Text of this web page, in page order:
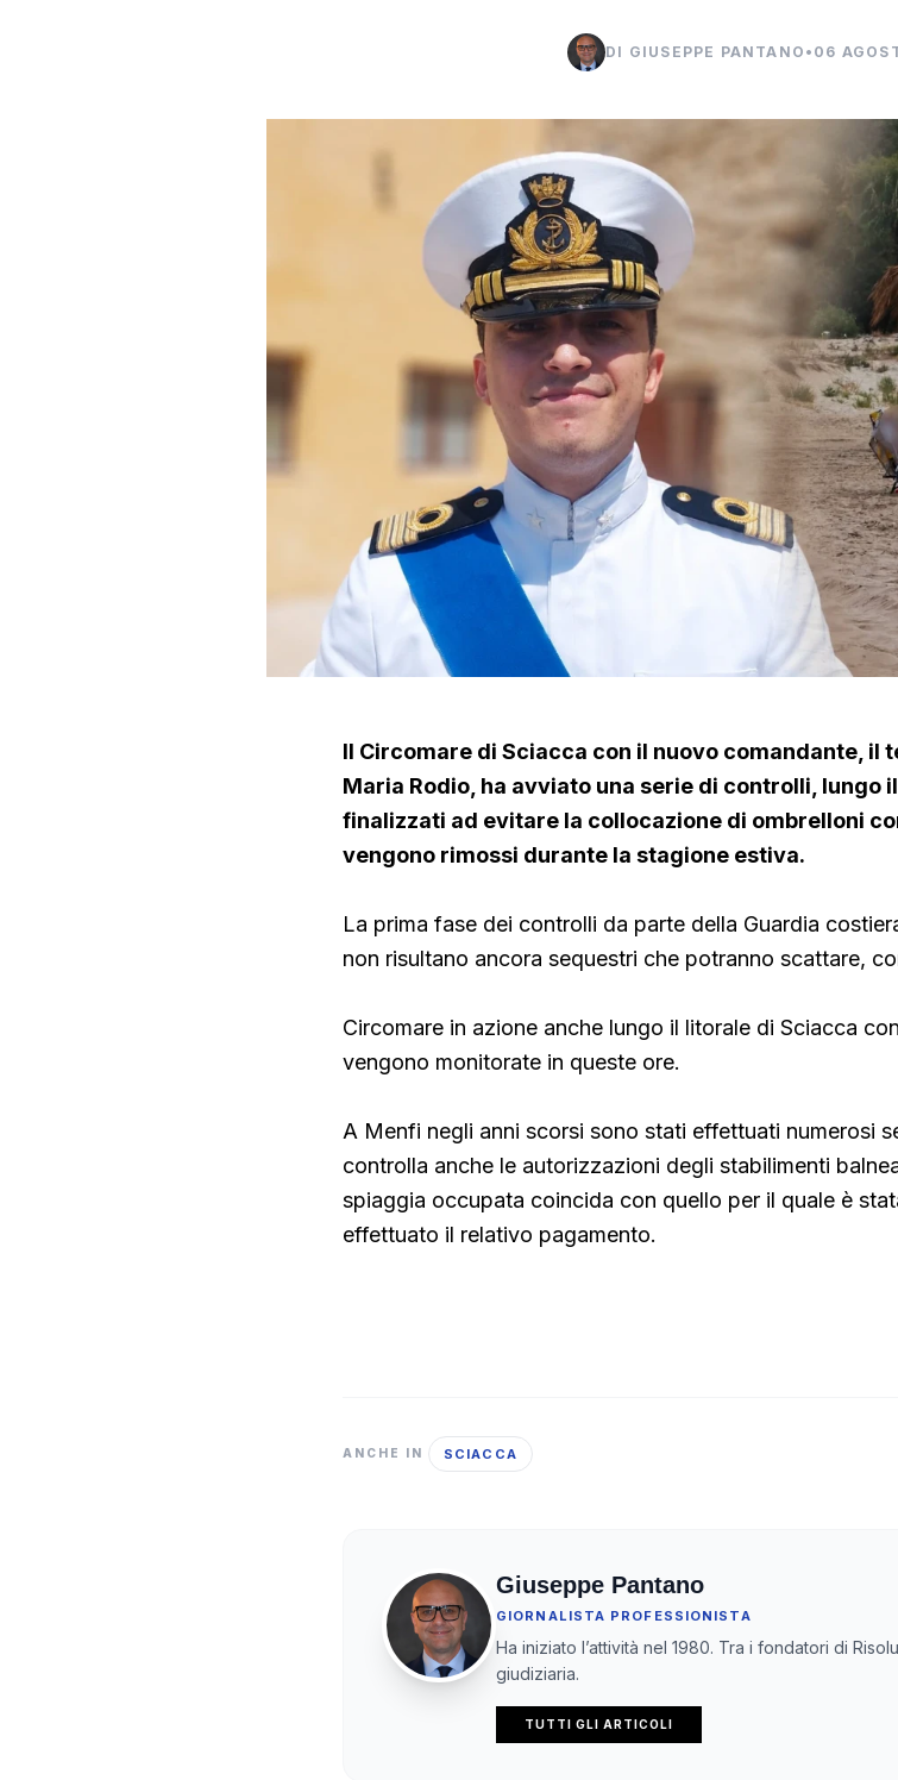
DI GIUSEPPE PANTANO • 06
Il Circomare di Sciacca con il nuovo comandante, il
Maria Rodio, ha avviato una serie di controlli, lungo
finalizzati ad evitare la collocazione di ombrelloni
vengono rimossi durante la stagione estiva.
La prima fase dei controlli da parte della Guardia
non risultano ancora sequestri che potranno scattare,
Circomare in azione anche lungo il litorale di Sciacca
vengono monitorate in queste ore.
A Menfi negli anni scorsi sono stati effettuati numerosi
controlla anche le autorizzazioni degli stabilimenti
spiaggia occupata coincida con quello per il quale è
effettuato il relativo pagamento.
ANCHE IN SCIACCA
Giuseppe Pantano
GIORNALISTA PROFESSIONISTA
Ha iniziato l’attività nel 1980. Tra i fondatori di
giudiziaria.
TUTTI GLI ARTICOLI